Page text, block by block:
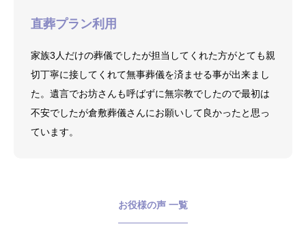
直葬プラン利用
家族3人だけの葬儀でしたが担当してくれた方がとても親
切丁寧に接してくれて無事葬儀を済ませる事が出来まし
た。遺言でお坊さんも呼ばずに無宗教でしたので最初は
不安でしたが倉敷葬儀さんにお願いして良かったと思っ
ています。
お役様の声 一覧